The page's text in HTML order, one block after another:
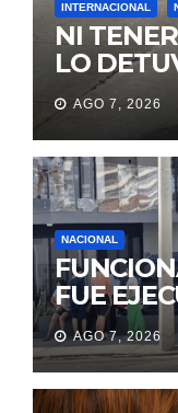
INTERNACIONAL
NI
LO
MUJERES
AGO 7, 2026
NACIONAL
FUE
IBA A
AGO 7, 2026